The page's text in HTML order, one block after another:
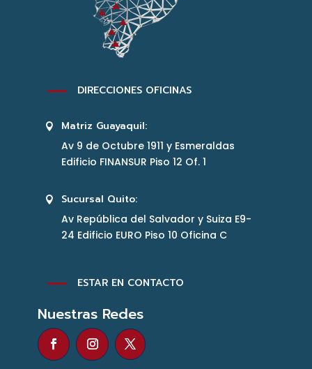
K DIRECCIONES OFICINAS
 Matriz Guayaquil:
Av 9 de Octubre 1911 y Esmeraldas
Edificio FINANSUR Piso 12 Of. 1
 Sucursal Quito:
Av República del Salvador y Suiza E9-
24 Edificio EURO Piso 10 Oficina C
K ESTAR EN CONTACTO
Nuestras Redes